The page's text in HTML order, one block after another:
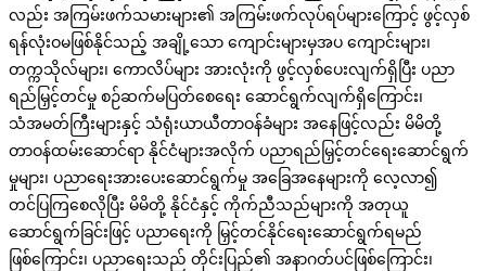
လည်း အကြမ်းဖက်သမားများ၏ အကြမ်းဖက်လုပ်ရပ်များကြောင့် ဖွင့်လှစ်
ရန်လုံးဝမဖြစ်နိုင်သည့် အချို့သော ကျောင်းများမှအပ ကျောင်းများ၊
တက္ကသိုလ်များ၊ ကောလိပ်များ အားလုံးကို ဖွင့်လှစ်ပေးလျက်ရှိပြီး ပညာ
ရည်မြှင့်တင်မှု စဉ်ဆက်မပြတ်စေရေး ဆောင်ရွက်လျက်ရှိကြောင်း၊
သံအမတ်ကြီးများနှင့် သံရုံးယာယီတာဝန်ခံများ အနေဖြင့်လည်း မိမိတို့
တာဝန်ထမ်းဆောင်ရာ နိုင်ငံများအလိုက် ပညာရည်မြှင့်တင်ရေးဆောင်ရွက်
မှုများ၊ ပညာရေးအားပေးဆောင်ရွက်မှု အခြေအနေများကို လေ့လာ၍
တင်ပြကြစေလိုပြီး မိမိတို့ နိုင်ငံနှင့် ကိုက်ညီသည်များကို အတုယူ
ဆောင်ရွက်ခြင်းဖြင့် ပညာရေးကို မြှင့်တင်နိုင်ရေးဆောင်ရွက်ရမည်
ဖြစ်ကြောင်း၊ ပညာရေးသည် တိုင်းပြည်၏ အနာဂတ်ပင်ဖြစ်ကြောင်း၊